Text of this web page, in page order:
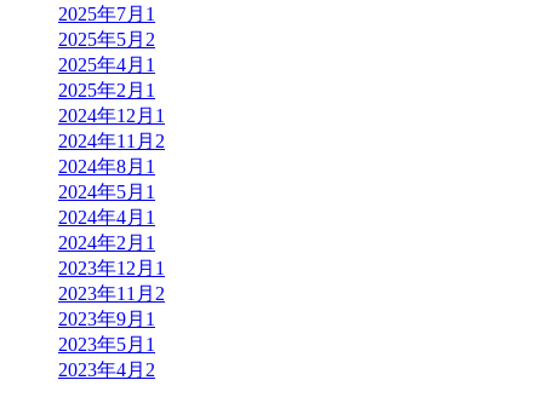
2025年7月 1
2025年5月 2
2025年4月 1
2025年2月 1
2024年12月 1
2024年11月 2
2024年8月 1
2024年5月 1
2024年4月 1
2024年2月 1
2023年12月 1
2023年11月 2
2023年9月 1
2023年5月 1
2023年4月 2